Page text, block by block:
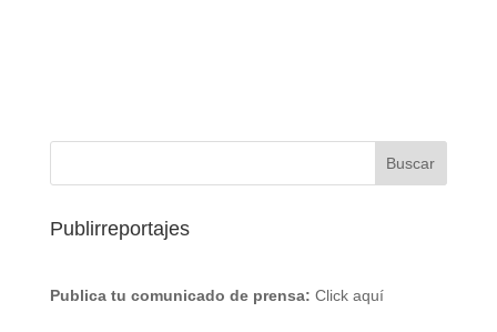
Publirreportajes
Publica tu comunicado de prensa: Click aquí